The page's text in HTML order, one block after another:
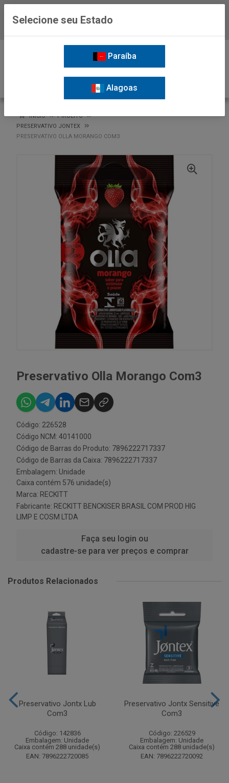
INÍCIO
PIRULITO
PRESERVATIVO JONTEX
PRESERVATIVO OLLA MORANGO COM3
Preservativo Olla Morango Com3
Código: 226528
Código NCM: 40141000
Código de Barras do Produto: 7896222717337
Código de Barras da Caixa: 7896222717337
Embalagem: Unidade
Caixa contém 576 unidade(s)
Marca: RECKITT
Fabricante: RECKITT BENCKISER BRASIL COM PROD HIG
LIMP E COSM LTDA
Faça seu login ou
cadastre-se para ver preços e comprar
Produtos Relacionados
Preservativo Jontx Lub
Com3
Código: 142836
Embalagem: Unidade
Caixa contém 288 unidade(s)
EAN: 7896222720085
Preservativo Jontx Sensitive
Com3
Código: 226529
Embalagem: Unidade
Caixa contém 288 unidade(s)
EAN: 7896222720092
Selecione seu Estado
Paraíba
Alagoas